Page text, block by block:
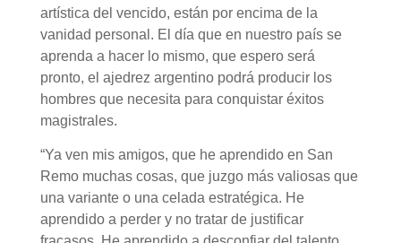
artística del vencido, están por encima de la
vanidad personal. El día que en nuestro país se
aprenda a hacer lo mismo, que espero será
pronto, el ajedrez argentino podrá producir los
hombres que necesita para conquistar éxitos
magistrales.
“Ya ven mis amigos, que he aprendido en San
Remo muchas cosas, que juzgo más valiosas que
una variante o una celada estratégica. He
aprendido a perder y no tratar de justificar